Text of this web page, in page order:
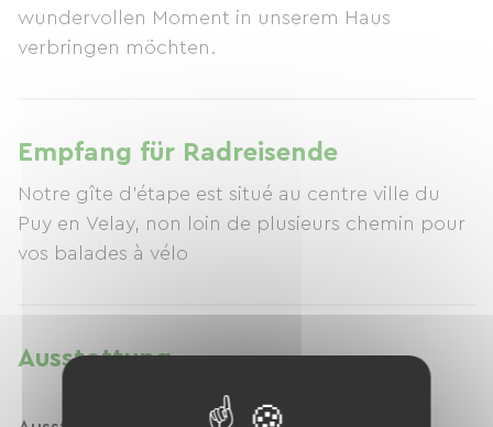
wundervollen Moment in unserem Haus
verbringen möchten.
Empfang für Radreisende
Notre gîte d'étape est situé au centre ville du
Puy en Velay, non loin de plusieurs chemin pour
vos balades à vélo
Ausstattung